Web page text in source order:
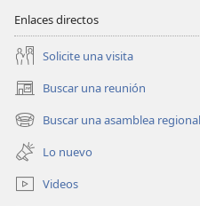
Enlaces directos
Solicite una visita
Buscar una reunión
(abre
una
nueva
ventana)
Buscar una asamblea regional
(abre
una
nueva
ventana)
Lo nuevo
Videos